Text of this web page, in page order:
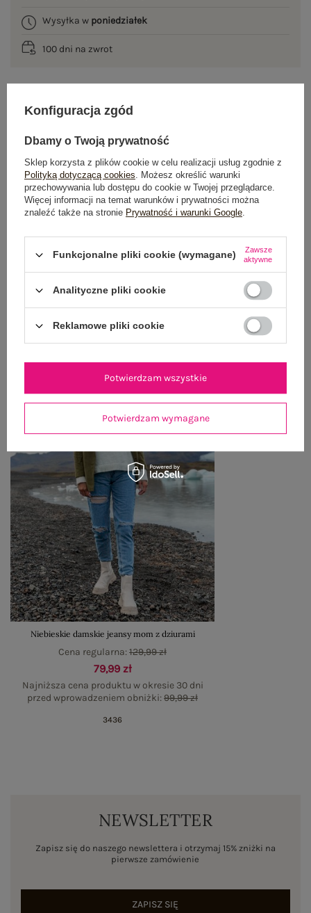
Wysyłka w poniedziałek
100 dni na zwrot
OPIS PRODUKTU
GŁÓWNE PARAMETRY
OPINIE O PRODUKCIE (0)
WYSYŁKA I DOSTAWA
OSTATNIO OGLĄDANE
Zobacz wszystko
Niebieskie damskie jeansy mom z dziurami
79,99 zł
Najniższa cena produktu w okresie 30 dni
przed wprowadzeniem obniżki:99,99 zł
Cena regularna:129,99 zł
3436
NEWSLETTER
Zapisz się do naszego newslettera i otrzymaj 15% zniżki na
pierwsze zamówienie
ZAPISZ SIĘ
Konfiguracja zgód
Dbamy o Twoją prywatność
Sklep korzysta z plików cookie w celu realizacji usług zgodnie z
Polityką dotyczącą cookies. Możesz określić warunki
przechowywania lub dostępu do cookie w Twojej przeglądarce.
Więcej informacji na temat warunków i prywatności można
znaleźć także na stronie Prywatność i warunki Google.
Funkcjonalne pliki cookie (wymagane)
Zawsze
aktywne
Analityczne pliki cookie
Reklamowe pliki cookie
Potwierdzam wymagane
Potwierdzam wszystkie